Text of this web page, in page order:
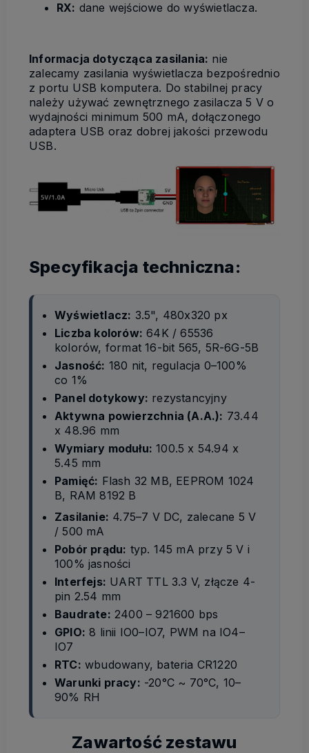
RX: dane wejściowe do wyświetlacza.
Informacja dotycząca zasilania: nie
zalecamy zasilania wyświetlacza bezpośrednio
z portu USB komputera. Do stabilnej pracy
należy używać zewnętrznego zasilacza 5 V o
wydajności minimum 500 mA, dołączonego
adaptera USB oraz dobrej jakości przewodu
USB.
Specyfikacja techniczna:
Wyświetlacz: 3.5", 480x320 px
Liczba kolorów: 64K / 65536
kolorów, format 16-bit 565, 5R-6G-5B
Jasność: 180 nit, regulacja 0–100%
co 1%
Panel dotykowy: rezystancyjny
Aktywna powierzchnia (A.A.): 73.44
x 48.96 mm
Wymiary modułu: 100.5 x 54.94 x
5.45 mm
Pamięć: Flash 32 MB, EEPROM 1024
B, RAM 8192 B
Zasilanie: 4.75–7 V DC, zalecane 5 V
/ 500 mA
Pobór prądu: typ. 145 mA przy 5 V i
100% jasności
Interfejs: UART TTL 3.3 V, złącze 4-
pin 2.54 mm
Baudrate: 2400 – 921600 bps
GPIO: 8 linii IO0–IO7, PWM na IO4–
IO7
RTC: wbudowany, bateria CR1220
Warunki pracy: -20°C ~ 70°C, 10–
90% RH
Zawartość zestawu